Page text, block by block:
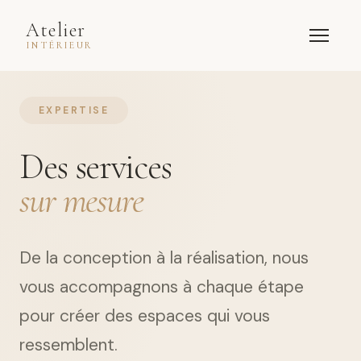
Atelier
INTÉRIEUR
EXPERTISE
Des services
sur mesure
De la conception à la réalisation, nous
vous accompagnons à chaque étape
pour créer des espaces qui vous
ressemblent.